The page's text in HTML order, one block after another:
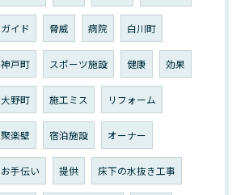
ガイド 脅威 病院 白川町
神戸町 スポーツ施設 健康 効果
大野町 施工ミス リフォーム
聚楽壁 宿泊施設 オーナー
お手伝い 提供 床下の水抜き工事